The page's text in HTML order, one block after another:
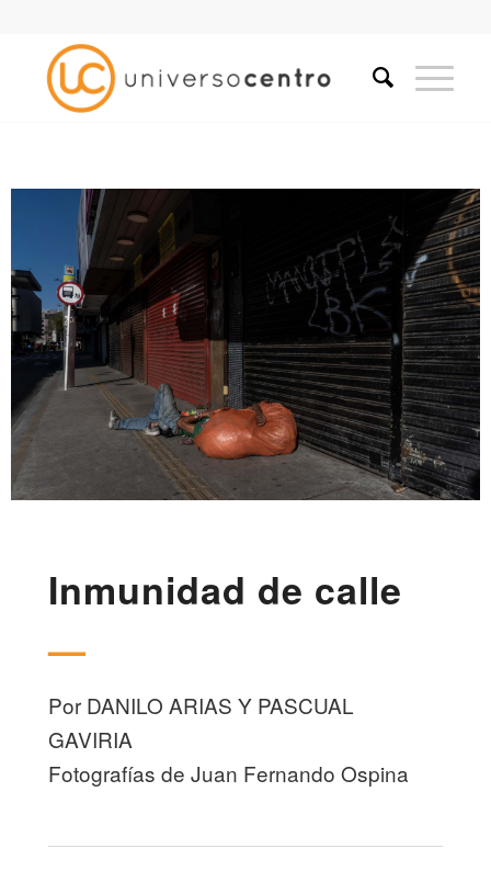
Inmunidad de calle
—
Por DANILO ARIAS Y PASCUAL
GAVIRIA
Fotografías de Juan Fernando Ospina